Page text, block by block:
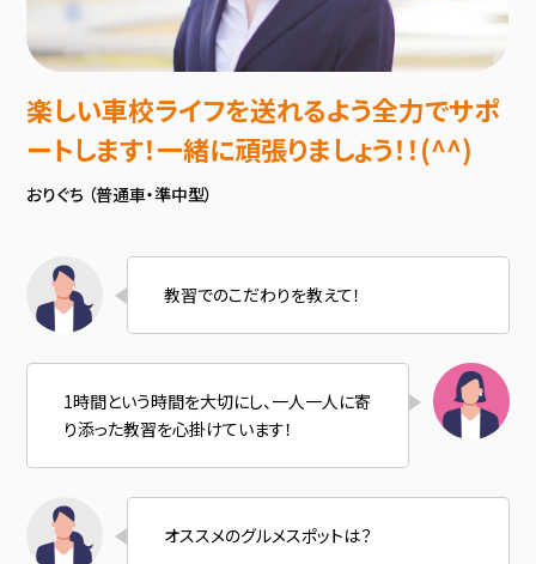
楽しい車校ライフを送れるよう全力でサポ
ートします！一緒に頑張りましょう！！(^^)
おりぐち （普通車・準中型）
教習でのこだわりを教えて！
1時間という時間を大切にし、一人一人に寄
り添った教習を心掛けています！
オススメのグルメスポットは？